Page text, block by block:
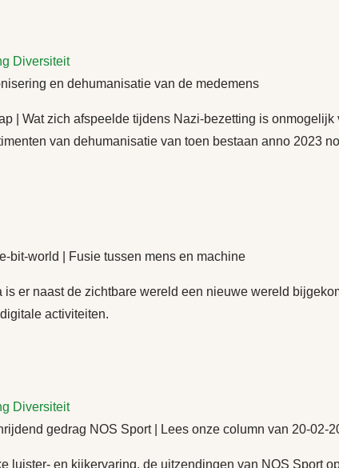
Diversiteit
en dehumanisatie van de medemens
| Wat zich afspeelde tijdens Nazi-bezetting is onmogelijk
van dehumanisatie van toen bestaan anno 2023
bit-world | Fusie tussen mens en machine
is er naast de zichtbare wereld een nieuwe wereld
activiteiten.
Diversiteit
gedrag NOS Sport | Lees onze column van 20-02-
luister- en kijkervaring, de uitzendingen van NOS Sport